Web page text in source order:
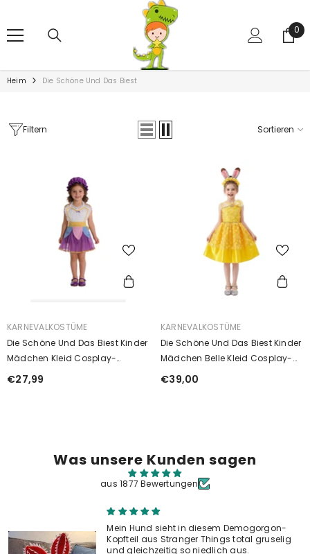
0
0
Heim Die Schöne Und Das Biest
Slytherin/Ravenclaw/Hufflepuff
Filtern Sortieren
ANBIETER:
KARNEVALKOSTÜME
Die Schöne Und Das Biest Kinder
Mädchen Kleid Cosplay-
Kostüm Für Halloween, Karneval
€27,99
ANBIETER:
KARNEVALKOSTÜME
Die Schöne Und Das Biest Kinder
Mädchen Belle Kleid Cosplay-
Kostüm Für Halloween, Karneval
€39,00
Was unsere Kunden sagen
aus 1877 Bewertungen
Mein Hund sieht in diesem Demogorgon-
Kopfteil aus Stranger Things total gruselig
und gleichzeitig so niedlich aus.